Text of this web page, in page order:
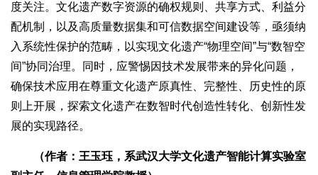
度关注。文化遗产数字资源的确权规则、共享方式、利益分
配机制，以及高质量数据集和可信数据空间建设等，亟须纳
入系统性保护的范畴，以实现文化遗产“物理空间”与“数智空
间”协同治理。同时，应警惕因技术发展带来的异化问题，
确保技术应用在尊重文化遗产原真性、完整性、历史性的原
则上开展，探索文化遗产在数智时代创造性转化、创新性发
展的实现路径。
（作者：王玉珏，系武汉大学文化遗产智能计算实验室